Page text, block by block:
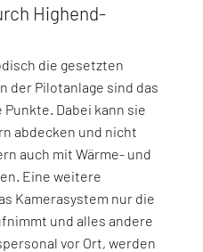
Highend-
die gesetzten
der Pilotanlage sind das
Dabei kann sie
abdecken und nicht
auch mit Wärme- und
Eine weitere
Kamerasystem nur die
und alles andere
vor Ort, werden